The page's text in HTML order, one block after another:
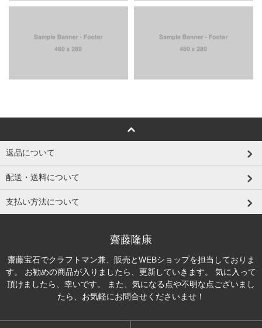
返品について
配送・送料について
支払い方法について
齋藤隆康
齋藤宝石でクラフトマン兼、販売とWEBショップを担当しておりま
す。 お勧めの商品が入りましたら、更新していきます。 気に入って
頂けましたら、幸いです。 また、気になる点や不明な点ございまし
たら、お気軽にお問合せくださいませ！